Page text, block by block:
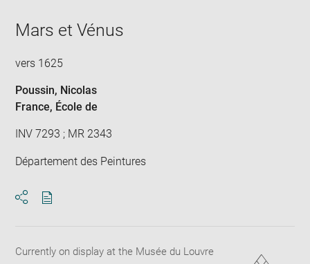
Mars et Vénus
vers 1625
Poussin, Nicolas
France, École de
INV 7293 ; MR 2343
Département des Peintures
Currently on display at the Musée du Louvre